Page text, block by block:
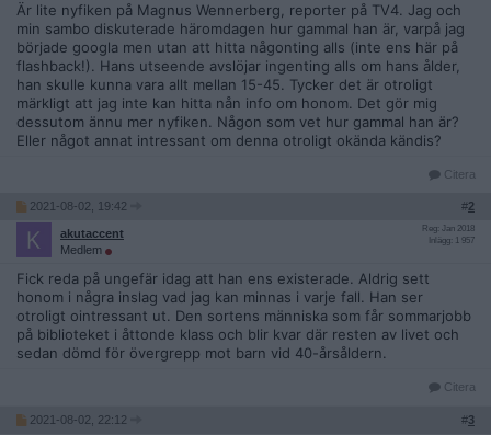
Är lite nyfiken på Magnus Wennerberg, reporter på TV4. Jag och
min sambo diskuterade häromdagen hur gammal han är, varpå jag
började googla men utan att hitta någonting alls (inte ens här på
flashback!). Hans utseende avslöjar ingenting alls om hans ålder,
han skulle kunna vara allt mellan 15-45. Tycker det är otroligt
märkligt att jag inte kan hitta nån info om honom. Det gör mig
dessutom ännu mer nyfiken. Någon som vet hur gammal han är?
Eller något annat intressant om denna otroligt okända kändis?
Citera
2021-08-02, 19:42 #2
akutaccent
Medlem
Reg: Jan 2018
Inlägg: 1 957
Fick reda på ungefär idag att han ens existerade. Aldrig sett
honom i några inslag vad jag kan minnas i varje fall. Han ser
otroligt ointressant ut. Den sortens människa som får sommarjobb
på biblioteket i åttonde klass och blir kvar där resten av livet och
sedan dömd för övergrepp mot barn vid 40-årsåldern.
Citera
2021-08-02, 22:12 #3